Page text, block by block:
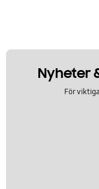
Nyheter
För